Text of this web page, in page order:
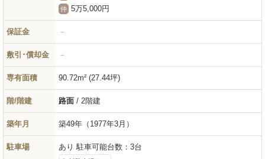
仲 5万5,000円
保証金 －
敷引･償却金 －
専有面積 90.72m² (27.44坪)
階/階建 路面 / 2階建
築年月 築49年 （1977年3月）
駐車場 あり 駐車可能台数：3台